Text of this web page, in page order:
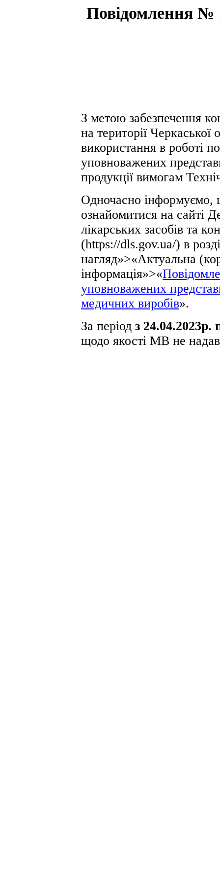
Повідомлення №
З метою забезпечення
на території Черкаської
використання в роботі
уповноважених
продукції вимогам
Одночасно
ознайомитися на сайті
лікарських засобів та
(https://dls.gov.ua/) в
нагляд»>«Актуальна
інформація»>«
уповноважених
медичних виробів».
За період з 24.04.2023р.
щодо якості МВ не